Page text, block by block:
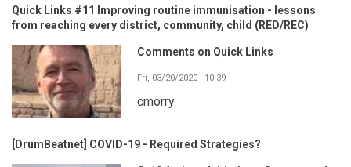
Quick Links #11 Improving routine immunisation - lessons
from reaching every district, community, child (RED/REC)
Comments on Quick Links
Fri, 03/20/2020 - 10:39
cmorry
[DrumBeatnet] COVID-19 - Required Strategies?